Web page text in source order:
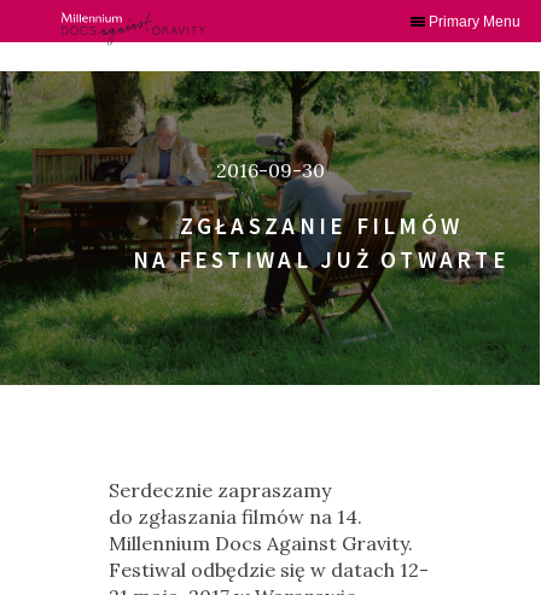
to
content
Primary Menu
2016-09-30
ZGŁASZANIE FILMÓW
NA FESTIWAL JUŻ OTWARTE
Serdecznie zapraszamy
do zgłaszania filmów na 14.
Millennium Docs Against Gravity.
Festiwal odbędzie się w datach 12-